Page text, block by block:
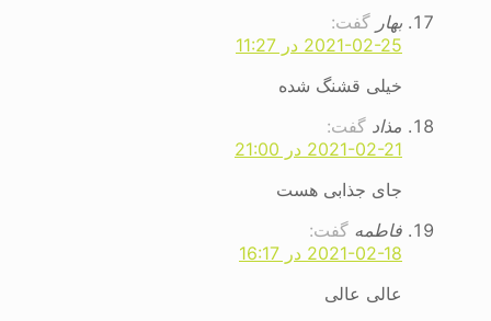
بهار گفت:
2021-02-25 در 11:27
خیلی قشنگ شده
مذاد گفت:
2021-02-21 در 21:00
جای جذابی هست
فاطمه گفت:
2021-02-18 در 16:17
عالی عالی